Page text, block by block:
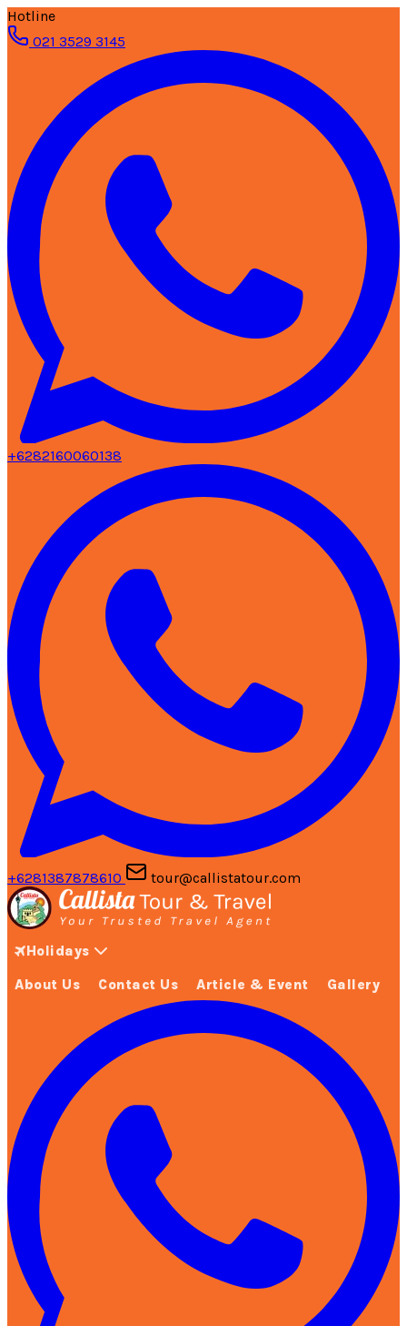
Hotline
021 3529 3145
+6282160060138
+6281387878610 tour@callistatour.com
Holidays
About Us Contact Us Article & Event Gallery